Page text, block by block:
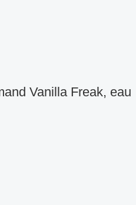
Vanilla Freak, eau